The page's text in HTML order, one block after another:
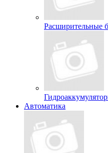
Расширительные
Автоматика